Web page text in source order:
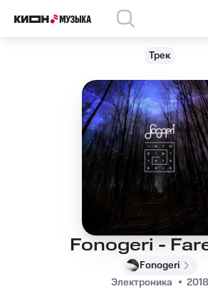
Трек
Fonogeri -
Fonogeri
Электроника
2018